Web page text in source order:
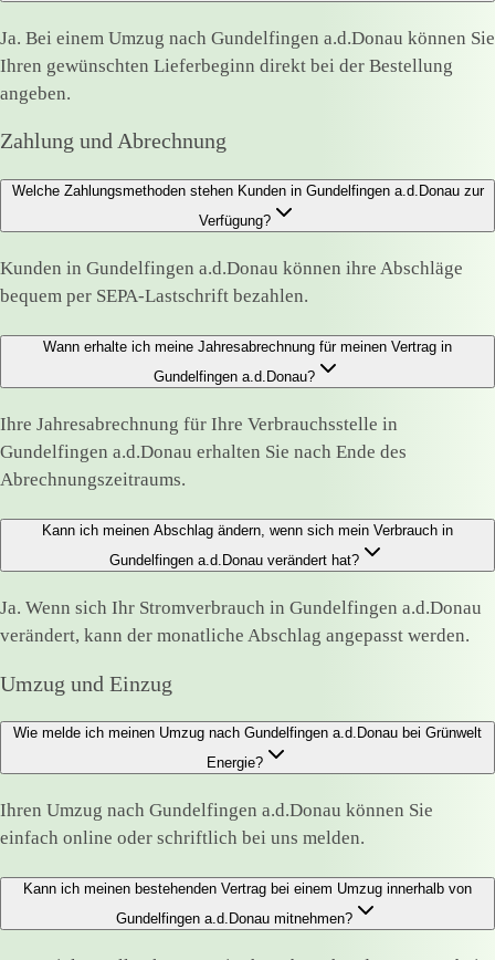
Ja. Bei einem Umzug nach Gundelfingen a.d.Donau können Sie
Ihren gewünschten Lieferbeginn direkt bei der Bestellung
angeben.
Zahlung und Abrechnung
Welche Zahlungsmethoden stehen Kunden in Gundelfingen a.d.Donau zur
Verfügung?
Kunden in Gundelfingen a.d.Donau können ihre Abschläge
bequem per SEPA-Lastschrift bezahlen.
Wann erhalte ich meine Jahresabrechnung für meinen Vertrag in
Gundelfingen a.d.Donau?
Ihre Jahresabrechnung für Ihre Verbrauchsstelle in
Gundelfingen a.d.Donau erhalten Sie nach Ende des
Abrechnungszeitraums.
Kann ich meinen Abschlag ändern, wenn sich mein Verbrauch in
Gundelfingen a.d.Donau verändert hat?
Ja. Wenn sich Ihr Stromverbrauch in Gundelfingen a.d.Donau
verändert, kann der monatliche Abschlag angepasst werden.
Umzug und Einzug
Wie melde ich meinen Umzug nach Gundelfingen a.d.Donau bei Grünwelt
Energie?
Ihren Umzug nach Gundelfingen a.d.Donau können Sie
einfach online oder schriftlich bei uns melden.
Kann ich meinen bestehenden Vertrag bei einem Umzug innerhalb von
Gundelfingen a.d.Donau mitnehmen?